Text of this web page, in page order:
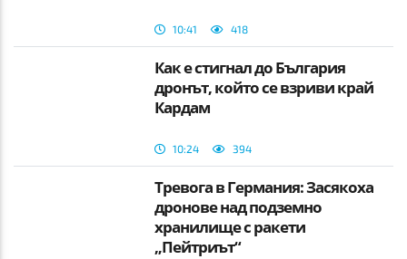
10:41 418
Как е стигнал до България
дронът, който се взриви край
Кардам
10:24 394
Тревога в Германия: Засякоха
дронове над подземно
хранилище с ракети
„Пейтриът“